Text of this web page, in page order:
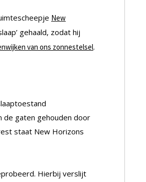
New
gehaald, zodat hij
van ons zonnestelsel.
de gaten gehouden door
staat New Horizons
Hierbij verslijt